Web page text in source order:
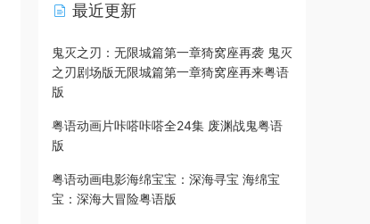
最近更新
鬼灭之刃：无限城篇第一章猗窝座再袭 鬼灭
之刃剧场版无限城篇第一章猗窝座再来粤语
版
粤语动画片咔嗒咔嗒全24集 废渊战鬼粤语
版
粤语动画电影海绵宝宝：深海寻宝 海绵宝
宝：深海大冒险粤语版